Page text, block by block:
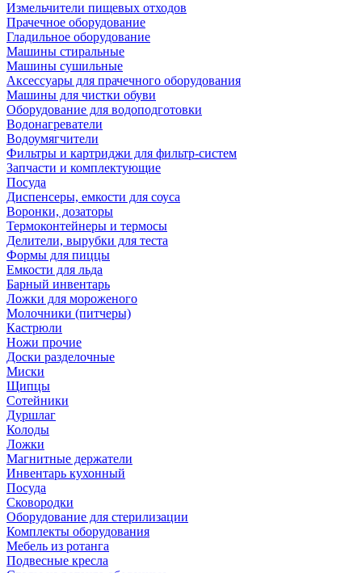
Измельчители пищевых отходов
Прачечное оборудование
Гладильное оборудование
Машины стиральные
Машины сушильные
Аксессуары для прачечного оборудования
Машины для чистки обуви
Оборудование для водоподготовки
Водонагреватели
Водоумягчители
Фильтры и картриджи для фильтр-систем
Запчасти и комплектующие
Посуда
Диспенсеры, емкости для соуса
Воронки, дозаторы
Термоконтейнеры и термосы
Делители, вырубки для теста
Формы для пиццы
Емкости для льда
Барный инвентарь
Ложки для мороженого
Молочники (питчеры)
Кастрюли
Ножи прочие
Доски разделочные
Миски
Щипцы
Сотейники
Дуршлаг
Колоды
Ложки
Магнитные держатели
Инвентарь кухонный
Посуда
Сковородки
Оборудование для стерилизации
Комплекты оборудования
Мебель из ротанга
Подвесные кресла